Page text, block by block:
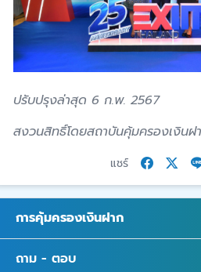
ปรับปรุงล่าสุด 6 ก.พ. 2567
สงวนสิทธิ์โดยสถาบันคุ้มครองเงินฝ
แชร์
การคุ้มครองเงินฝาก
ถาม - ตอบ